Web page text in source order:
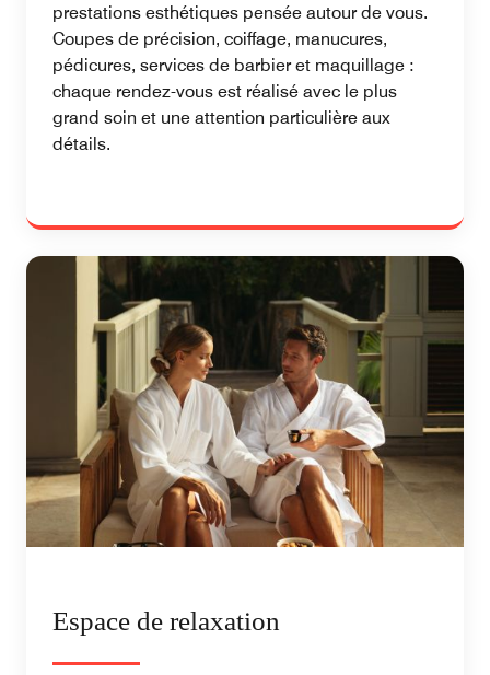
prestations esthétiques pensée autour de vous.
Coupes de précision, coiffage, manucures,
pédicures, services de barbier et maquillage :
chaque rendez-vous est réalisé avec le plus
grand soin et une attention particulière aux
détails.
Espace de relaxation